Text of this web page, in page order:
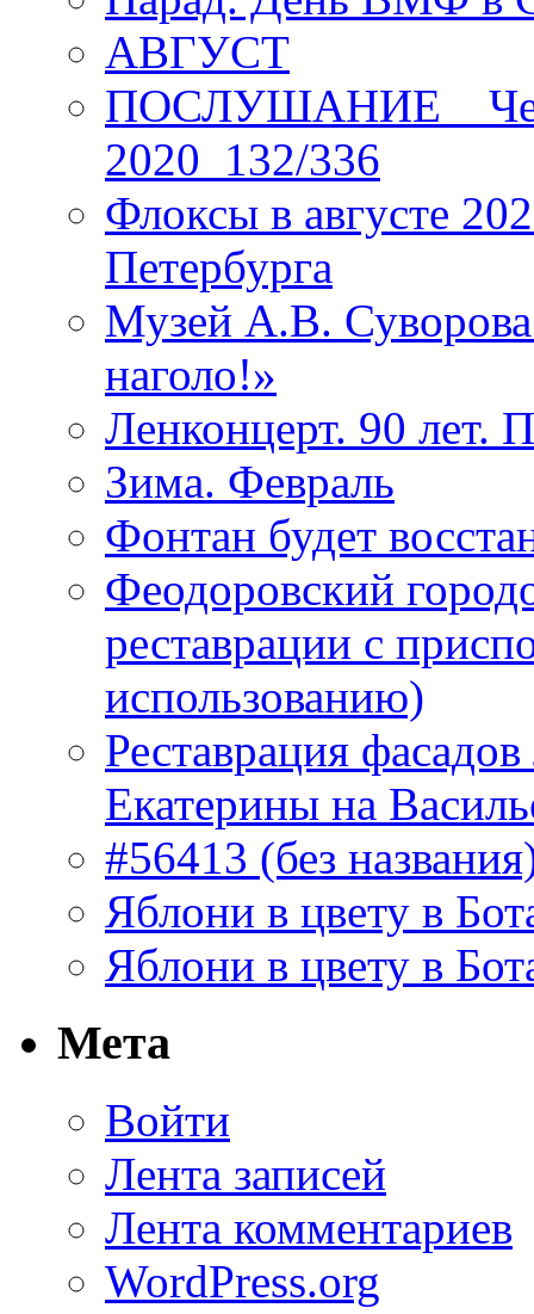
АВГУСТ
ПОСЛУШАНИЕ _
2020_132/336
Флоксы в августе
Петербурга
Музей А.В.
наголо!»
Ленконцерт. 90 лет.
Зима. Февраль
Фонтан будет
Феодоровский
реставрации с
использованию)
Реставрация
Екатерины на
#56413 (без
Яблони в цвету в
Яблони в цвету в
Мета
Войти
Лента записей
Лента комментариев
WordPress.org